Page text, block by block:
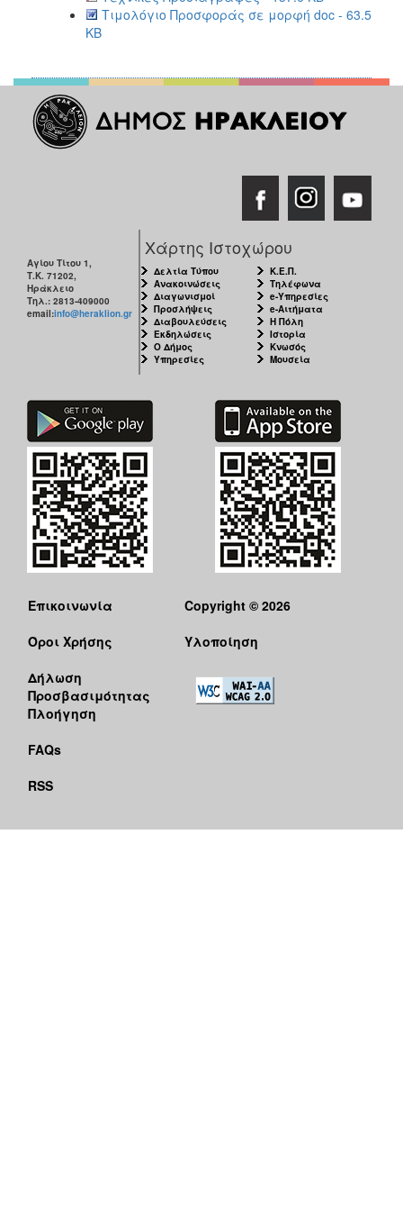
Τιμολόγιο Προσφοράς σε μορφή doc - 63.5
KB
Αγίου Τίτου 1,
Τ.Κ. 71202,
Ηράκλειο
Τηλ.: 2813-409000
email:info@heraklion.gr
Χάρτης Ιστοχώρου
Δελτία Τύπου
Ανακοινώσεις
Διαγωνισμοί
Προσλήψεις
Διαβουλεύσεις
Εκδηλώσεις
Ο Δήμος
Υπηρεσίες
Κ.Ε.Π.
Τηλέφωνα
e-Υπηρεσίες
e-Αιτήματα
Η Πόλη
Ιστορία
Κνωσός
Μουσεία
Επικοινωνία
Όροι Χρήσης
Δήλωση
Προσβασιμότητας
Πλοήγηση
FAQs
RSS
Copyright © 2026
Υλοποίηση